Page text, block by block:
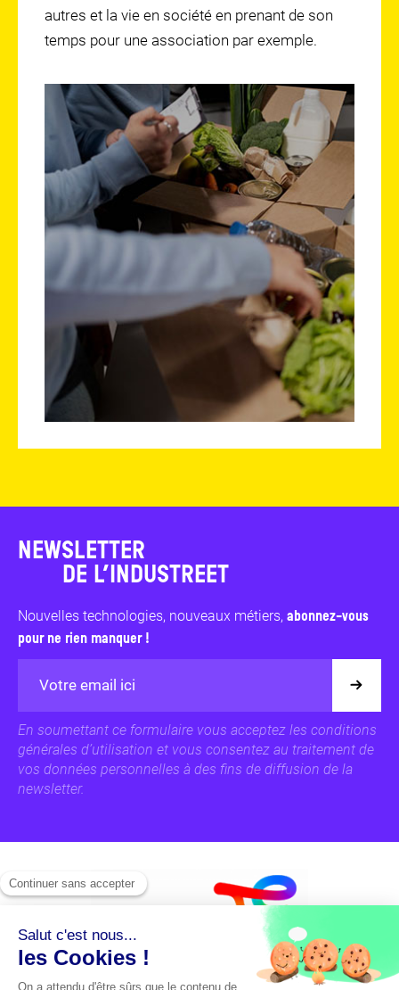
autres et la vie en société en prenant de son
temps pour une association par exemple.
NEWSLETTER
DE L’INDUSTREET
Nouvelles technologies, nouveaux métiers, abonnez-vous
pour ne rien manquer !
En soumettant ce formulaire vous acceptez les conditions
générales d’utilisation et vous consentez au traitement de
vos données personnelles à des fins de diffusion de la
newsletter.